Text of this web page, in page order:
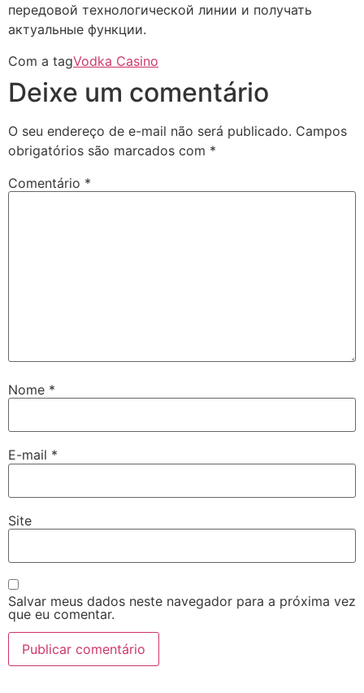
передовой технологической линии и получать
актуальные функции.
Com a tagVodka Casino
Deixe um comentário
O seu endereço de e-mail não será publicado. Campos
obrigatórios são marcados com *
Comentário *
Nome *
E-mail *
Site
Salvar meus dados neste navegador para a próxima vez
que eu comentar.